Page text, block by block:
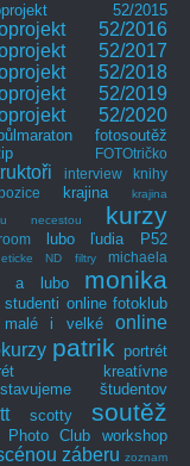
52/2015
52/2016
52/2017
52/2018
52/2019
52/2020
fotosoutěž
FOTOtričko
interview
knihy
krajina
krajina
necestou
kurzy
lubo ľudia P52
ND filtry michaela
a lubo monika
studenti online fotoklub
malé i velké
online
patrik portrét
kreatívne
študentov
scotty soutěž
Photo Club workshop
záberu zoznam